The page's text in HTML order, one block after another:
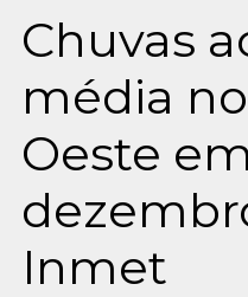
Chuvas
média
Oeste em
Inmet